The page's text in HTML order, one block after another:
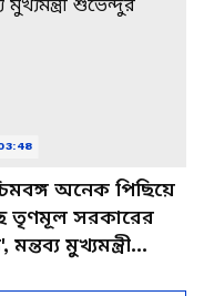
অনেক পিছিয়ে
তৃণমূল সরকারের
মন্তব্য মুখ্যমন্ত্রী